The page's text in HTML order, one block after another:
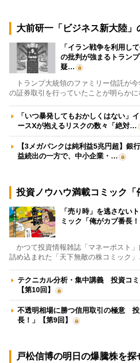
大前研一「ビジネス新大陸」
「イラン戦争を利用し
の批判が強まるトラン
疑…
トランプ大統領のファミリー信託が
の証券取引を行っていたことが明らかに
「いつ暴発してもおかしくはない」
ースXが抱えるリスクの数々「絶対…
【3メガバンクは純利益5兆円超】銀
益続出の一方で、中小企業・…
投資ノウハウ満載コミック「
「売り時」を逃さない
ミック「俺がカブ番長！
かつて投資情報雑誌「マネーポスト
詰め込まれた「天下無敵の株コミック」
テクニカル分析・集中講義 投資コミ
【第10回】
不透明相場に勝つ信用取引の極意
長！」【第9回】
戸松信博の明日の爆騰株を探